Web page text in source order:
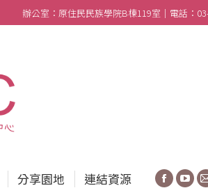
辦公室：原住民民族學院B棟119室｜電話：
分享園地 連結資源
團隊成員 合作學校 分享園地